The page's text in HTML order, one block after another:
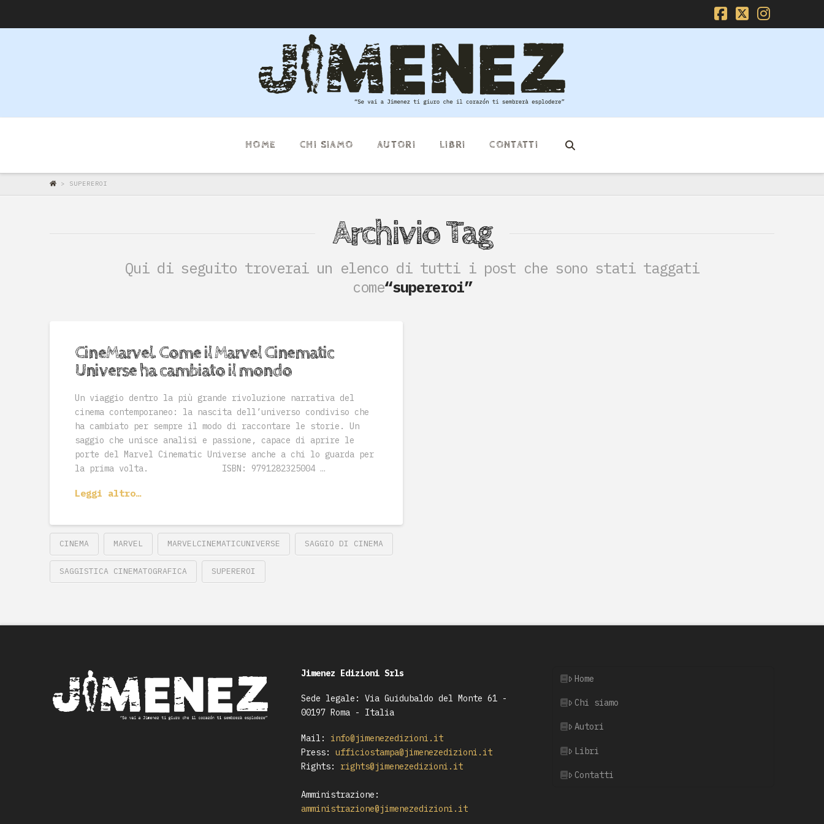
Facebook
X
HOME CHI SIAMO AUTORI LIBRI CONTATTI
> SUPEREROI
Archivio Tag
Qui di seguito troverai un elenco di tutti i post che sono stati taggati
come“supereroi”
CineMarvel. Come il Marvel Cinematic
Universe ha cambiato il mondo
Un viaggio dentro la più grande rivoluzione narrativa del
cinema contemporaneo: la nascita dell’universo condiviso che
ha cambiato per sempre il modo di raccontare le storie. Un
saggio che unisce analisi e passione, capace di aprire le
porte del Marvel Cinematic Universe anche a chi lo guarda per
la prima volta. ISBN: 9791282325004 …
Leggi altro…
CINEMA MARVEL MARVELCINEMATICUNIVERSE SAGGIO DI CINEMA
SAGGISTICA CINEMATOGRAFICA SUPEREROI
Jimenez Edizioni Srls
Sede legale: Via Guidubaldo del Monte 61 -
00197 Roma - Italia
Mail:
info@jimenezedizioni.it
Press:
ufficiostampa@jimenezedizioni.it
Rights:
rights@jimenezedizioni.it
Amministrazione:
amministrazione@jimenezedizioni.it
Home
Chi siamo
Autori
Libri
Contatti